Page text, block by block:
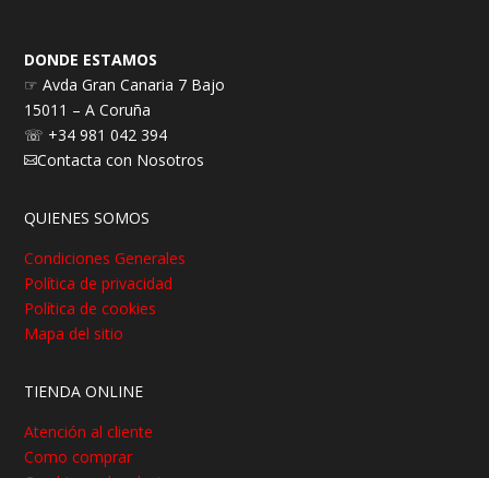
DONDE ESTAMOS
☞ Avda Gran Canaria 7 Bajo
15011 – A Coruña
☏ +34 981 042 394
Contacta con Nosotros
QUIENES SOMOS
Condiciones Generales
Política de privacidad
Política de cookies
Mapa del sitio
TIENDA ONLINE
Atención al cliente
Como comprar